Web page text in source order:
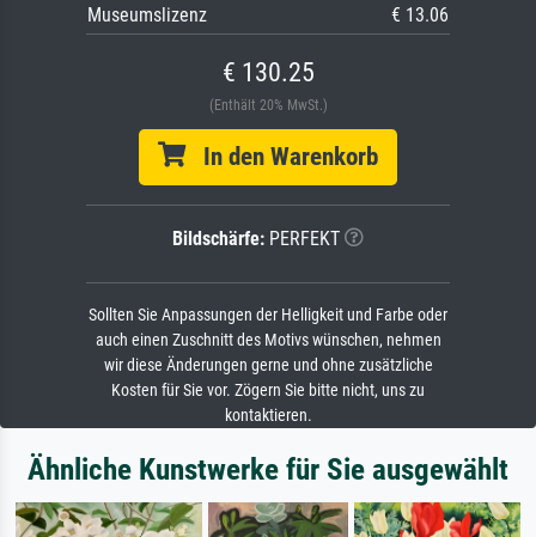
Museumslizenz
€ 13.06
€ 130.25
(Enthält 20% MwSt.)
In den Warenkorb
Bildschärfe: PERFEKT
Sollten Sie Anpassungen der Helligkeit und Farbe oder
auch einen Zuschnitt des Motivs wünschen, nehmen
wir diese Änderungen gerne und ohne zusätzliche
Kosten für Sie vor. Zögern Sie bitte nicht, uns zu
kontaktieren.
Ähnliche Kunstwerke für Sie ausgewählt